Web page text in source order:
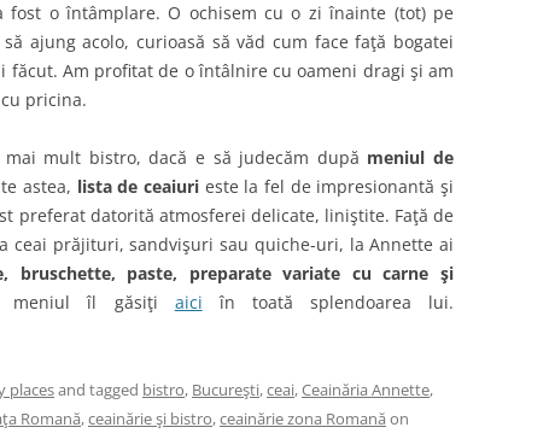
fost o întâmplare. O ochisem cu o zi înainte (tot) pe
ajung acolo, curioasă să văd cum face faţă bogatei
făcut. Am profitat de o întâlnire cu oameni dragi şi am
pricina.
mai mult bistro, dacă e să judecăm după meniul de
astea, lista de ceaiuri este la fel de impresionantă şi
preferat datorită atmosferei delicate, liniştite. Faţă de
ceai prăjituri, sandvişuri sau quiche-uri, la Annette ai
bruschette, paste, preparate variate cu carne şi
meniul îl găsiţi aici în toată splendoarea lui.
placesand tagged bistro, Bucureşti,ceai,Ceainăria Annette,
Romană,ceainărie şi bistro,ceainărie zona Romană on